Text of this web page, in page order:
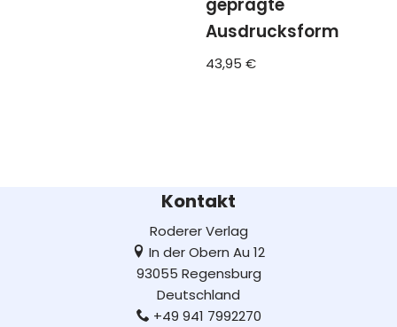
Ausdrucksform
43,95€
Kontakt
Roderer Verlag
In der Obern Au 12
93055 Regensburg
Deutschland
+49 941 7992270